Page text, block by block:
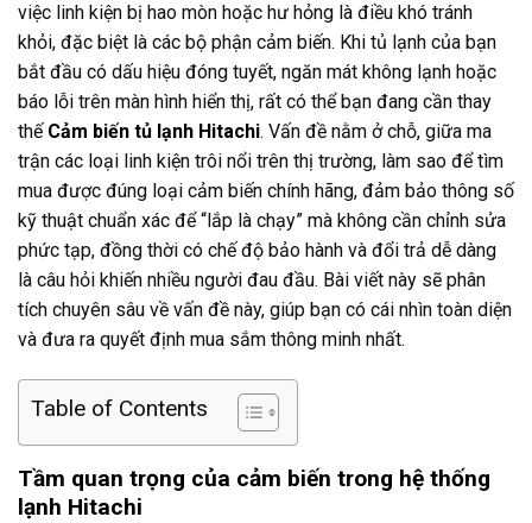
việc linh kiện bị hao mòn hoặc hư hỏng là điều khó tránh
khỏi, đặc biệt là các bộ phận cảm biến. Khi tủ lạnh của bạn
bắt đầu có dấu hiệu đóng tuyết, ngăn mát không lạnh hoặc
báo lỗi trên màn hình hiển thị, rất có thể bạn đang cần thay
thế Cảm biến tủ lạnh Hitachi. Vấn đề nằm ở chỗ, giữa ma
trận các loại linh kiện trôi nổi trên thị trường, làm sao để tìm
mua được đúng loại cảm biến chính hãng, đảm bảo thông số
kỹ thuật chuẩn xác để “lắp là chạy” mà không cần chỉnh sửa
phức tạp, đồng thời có chế độ bảo hành và đổi trả dễ dàng
là câu hỏi khiến nhiều người đau đầu. Bài viết này sẽ phân
tích chuyên sâu về vấn đề này, giúp bạn có cái nhìn toàn diện
và đưa ra quyết định mua sắm thông minh nhất.
Table of Contents
Tầm quan trọng của cảm biến trong hệ thống
lạnh Hitachi